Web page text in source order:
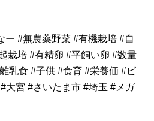
ー #無農薬野菜 #有機栽培 #自
栽培 #有精卵 #平飼い卵 #数量
離乳食 #子供 #食育 #栄養価 #ビ
#大宮 #さいたま市 #埼玉 # メガ